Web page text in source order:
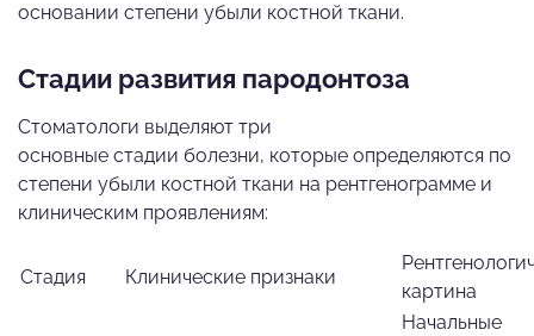
основании степени убыли костной ткани.
Стадии развития пародонтоза
Стоматологи выделяют три
основные стадии болезни, которые определяются по
степени убыли костной ткани на рентгенограмме и
клиническим проявлениям:
Стадия Клинические признаки
картина
Начальные